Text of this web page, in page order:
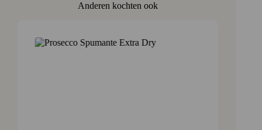
Anderen kochten ook